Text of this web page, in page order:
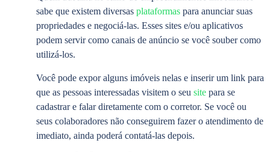
sabe que existem diversas plataformas para anunciar suas
propriedades e negociá-las. Esses sites e/ou aplicativos
podem servir como canais de anúncio se você souber como
utilizá-los.
Você pode expor alguns imóveis nelas e inserir um link para
que as pessoas interessadas visitem o seu site para se
cadastrar e falar diretamente com o corretor. Se você ou
seus colaboradores não conseguirem fazer o atendimento de
imediato, ainda poderá contatá-las depois.